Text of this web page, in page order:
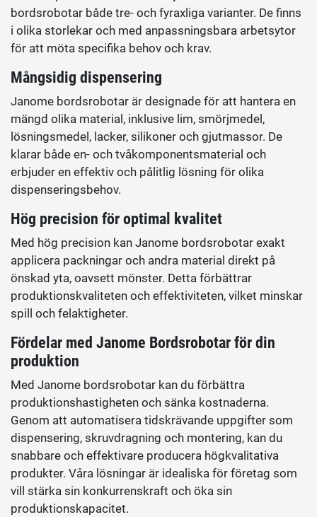
bordsrobotar både tre- och fyraxliga varianter. De finns
i olika storlekar och med anpassningsbara arbetsytor
för att möta specifika behov och krav.
Mångsidig dispensering
Janome bordsrobotar är designade för att hantera en
mängd olika material, inklusive lim, smörjmedel,
lösningsmedel, lacker, silikoner och gjutmassor. De
klarar både en- och tvåkomponentsmaterial och
erbjuder en effektiv och pålitlig lösning för olika
dispenseringsbehov.
Hög precision för optimal kvalitet
Med hög precision kan Janome bordsrobotar exakt
applicera packningar och andra material direkt på
önskad yta, oavsett mönster. Detta förbättrar
produktionskvaliteten och effektiviteten, vilket minskar
spill och felaktigheter.
Fördelar med Janome Bordsrobotar för din
produktion
Med Janome bordsrobotar kan du förbättra
produktionshastigheten och sänka kostnaderna.
Genom att automatisera tidskrävande uppgifter som
dispensering, skruvdragning och montering, kan du
snabbare och effektivare producera högkvalitativa
produkter. Våra lösningar är idealiska för företag som
vill stärka sin konkurrenskraft och öka sin
produktionskapacitet.